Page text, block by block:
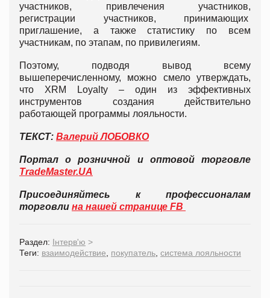
участников, привлечения участников,
регистрации участников, принимающих
приглашение, а также статистику по всем
участникам, по этапам, по привилегиям.
Поэтому, подводя вывод всему
вышеперечисленному, можно смело утверждать,
что XRM Loyalty – один из эффективных
инструментов создания действительно
работающей программы лояльности.
ТЕКСТ: Валерий ЛОБОВКО
Портал о розничной и оптовой торговле
TradeMaster.UA
Присоединяйтесь к профессионалам
торговли на нашей странице FB
Раздел: Інтерв'ю >
Теги: взаимодействие покупатель система лояльности